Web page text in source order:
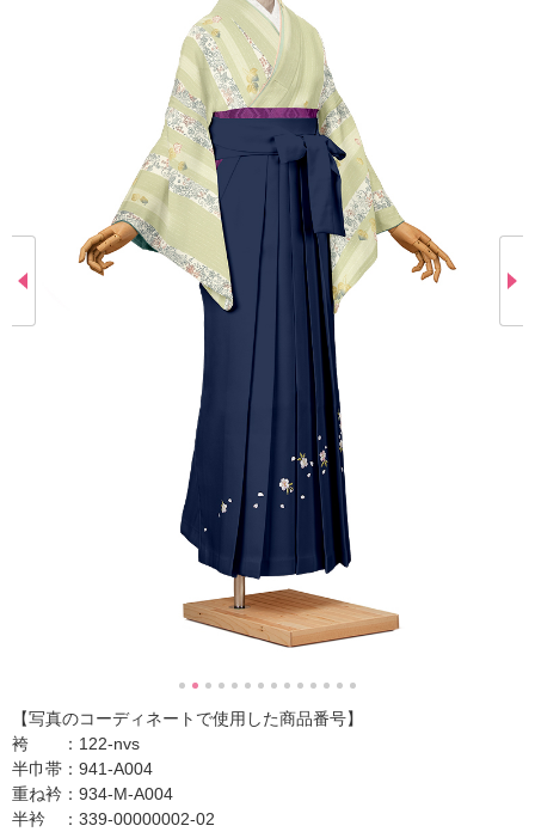
【写真のコーディネートで使用した商品番号】
袴 ：122-nvs
半巾帯：941-A004
重ね衿：934-M-A004
半衿 ：339-00000002-02